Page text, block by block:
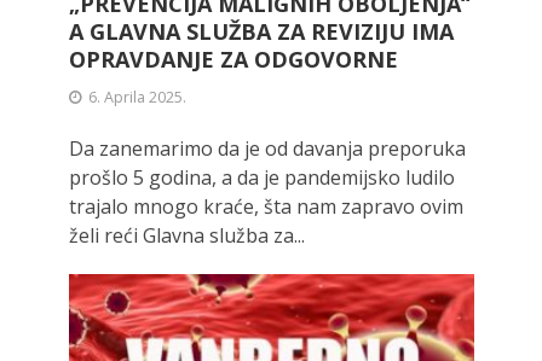
A GLAVNA SLUŽBA ZA REVIZIJU IMA
OPRAVDANJE ZA ODGOVORNE
6. Aprila 2025.
Da zanemarimo da je od davanja preporuka
prošlo 5 godina, a da je pandemijsko ludilo
trajalo mnogo kraće, šta nam zapravo ovim
želi reći Glavna služba za...